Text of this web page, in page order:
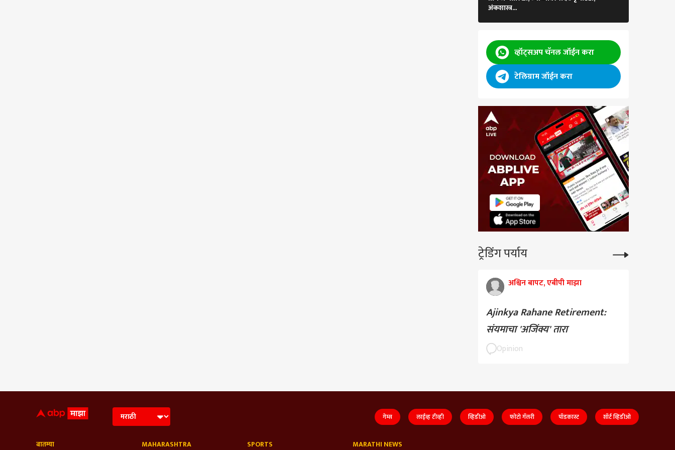
अंकशास्त्र...
व्हॉट्सअप चॅनल जॉईन करा
टेलिग्राम जॉईन करा
ट्रेडिंग पर्याय
अश्विन बापट, एबीपी माझा
Ajinkya Rahane Retirement:
संयमाचा 'अजिंक्य' तारा
Opinion
गेम्स लाईव्ह टीव्ही व्हिडीओ फोटो गॅलरी पॉडकास्ट शॉर्ट व्हिडीओ
बातम्या MAHARASHTRA SPORTS MARATHI NEWS